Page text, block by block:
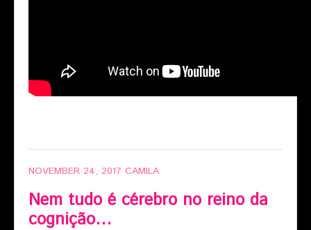
NOVEMBER 24, 2017 CAMILA
Nem tudo é cérebro no reino da
cognição…